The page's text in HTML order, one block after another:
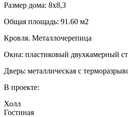
Размер дома: 8х8,3
Общая площадь: 91.60 м2
Кровля. Металлочерепица
Окна: пластиковый двухкамерный
Дверь: металлическая с
В проекте:
Холл
Гостиная